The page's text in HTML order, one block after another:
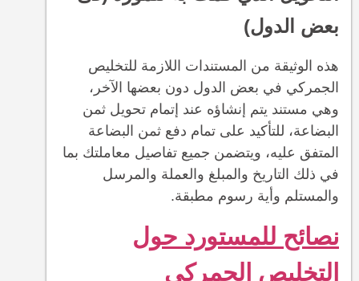
بعض الدول)
هذه الوثيقة من المستندات اللازمة للتخليص
الجمركي في بعض الدول دون بعضها الآخر،
وهي مستند يتم إنشاؤه عند إتمام تحويل ثمن
البضاعة، للتأكيد على تمام دفع ثمن البضاعة
المتفق عليه، ويتضمن جميع تفاصيل معاملتك بما
في ذلك التاريخ والمبلغ والعملة والمرسل
والمستلم وأية رسوم مطبقة.
نصائح للمستورد حول
التخليص الجمركي